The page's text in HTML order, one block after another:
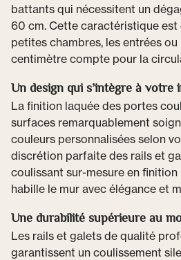
battants qui nécessitent un
60 cm. Cette caractéristique est
petites chambres, les entrées
centimètre compte pour la
Un design qui s’intègre à votre
La finition laquée des portes
surfaces remarquablement
couleurs personnalisées selon
discrétion parfaite des rails et
coulissant sur-mesure en
habille le mur avec élégance et
Une durabilité supérieure au
Les rails et galets de qualité
garantissent un coulissement